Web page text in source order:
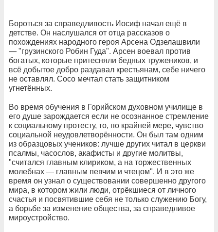
Бороться за справедливость Иосиф начал ещё в
детстве. Он наслушался от отца рассказов о
похождениях народного героя Арсена Одзелашвили
— "грузинского Робин Гуда". Арсен воевал против
богатых, которые притесняли бедных тружеников, и
всё добытое добро раздавал крестьянам, себе ничего
не оставлял. Сосо мечтал стать защитником
угнетённых.
Во время обучения в Горийском духовном училище в
его душе зарождается если не осознанное стремление
к социальному протесту, то, по крайней мере, чувство
социальной неудовлетворённости. Он был там одним
из образцовых учеников: лучше других читал в церкви
псалмы, часослов, акафисты и другие молитвы,
"считался главным клириком, а на торжественных
молебнах — главным певчим и чтецом". И в это же
время он узнал о существовании совершенно другого
мира, в котором жили люди, отрёкшиеся от личного
счастья и посвятившие себя не только служению Богу,
а борьбе за изменение общества, за справедливое
мироустройство.